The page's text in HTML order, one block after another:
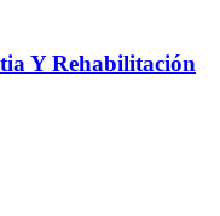
Y Rehabilitación